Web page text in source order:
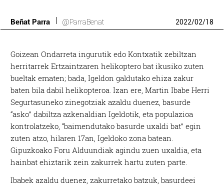
Beñat Parra @ParraBenat 2022/02/18
Goizean Ondarreta ingurutik edo Kontxatik zebiltzan
herritarrek Ertzaintzaren helikoptero bat ikusiko zuten
bueltak ematen; bada, Igeldon galdutako ehiza zakur
baten bila dabil helikopteroa. Izan ere, Martin Ibabe Herri
Segurtasuneko zinegotziak azaldu duenez, basurde
“asko” dabiltza azkenaldian Igeldotik, eta populazioa
kontrolatzeko, “baimendutako basurde uxaldi bat” egin
zuten atzo, hilaren 17an, Igeldoko zona batean.
Gipuzkoako Foru Alduundiak agindu zuen uxaldia, eta
hainbat ehiztarik zein zakurrek hartu zuten parte.
Ibabek azaldu duenez, zakurretako batzuk, basurdeei